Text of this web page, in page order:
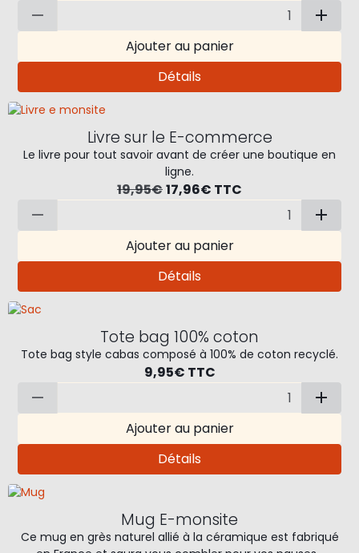
Ajouter au panier
Détails
Livre sur le E-commerce
Le livre pour tout savoir avant de créer une boutique en
ligne.
19,95€17,96€ TTC
Ajouter au panier
Détails
Tote bag 100% coton
Tote bag style cabas composé à 100% de coton recyclé.
9,95€ TTC
Ajouter au panier
Détails
Mug E-monsite
Ce mug en grès naturel allié à la céramique est fabriqué